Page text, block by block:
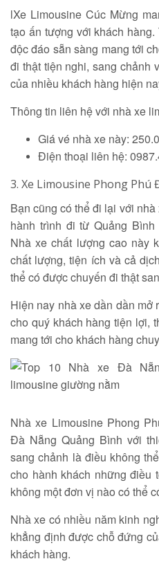
lXe Limousine Cúc Mừng
tạo ấn tượng với khách
độc đáo sẵn sàng mang tới
đi thật tiện nghi, sang chảnh
của nhiều khách hàng hiện
Thông tin liên hệ với nhà xe
Giá vé nhà xe này:
Điện thoại liên hệ:
3. Xe Limousine Phong Phú
Bạn cũng có thể đi lại với
hành trình đi từ Quảng
Nhà xe chất lượng cao này
chất lượng, tiện ích và cả
thể có được chuyến đi thật
Hiện nay nhà xe dần dần mở
cho quý khách hàng tiện lợi,
mang tới cho khách hàng
Nhà xe Limousine Phong
Đà Nẵng Quảng Bình với
sang chảnh là điều không
cho hành khách những điều
không một đơn vị nào có thể
Nhà xe có nhiều năm kinh
khẳng định được chỗ đứng
khách hàng.